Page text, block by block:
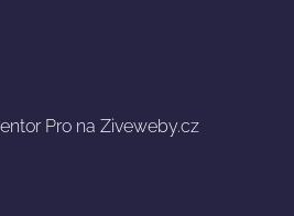
Pro na Ziveweby.cz